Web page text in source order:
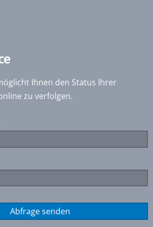
Ihnen den Status Ihrer
zu verfolgen.